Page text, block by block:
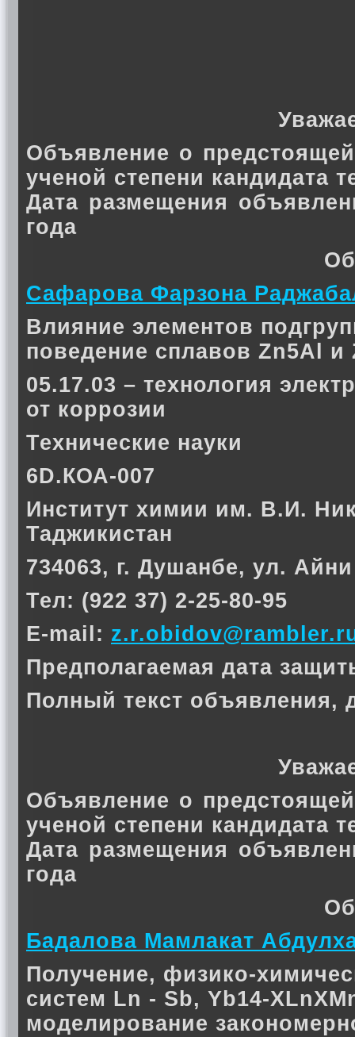
Объявление о
ученой степени кандидата
Дата размещения
года
Сафарова Фарзона
Влияние элементов
поведение сплавов Zn5Al и
05.17.03 – технология
от коррозии
Технические науки
6D.КОА-007
Институт химии им. В.И.
Таджикистан
734063, г. Душанбе, ул.
Тел: (922 37) 2-25-80-95
E-mail:
Предполагаемая дата
Полный текст объявления,
Объявление о
ученой степени кандидата
Дата размещения
года
Бадалова Мамлакат
Получение, физико-
систем Ln - Sb, Yb14-
моделирование